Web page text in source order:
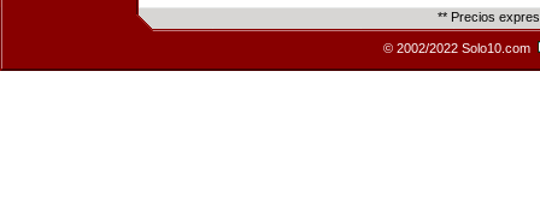
** Precios
© 2002/2022 Solo10.com